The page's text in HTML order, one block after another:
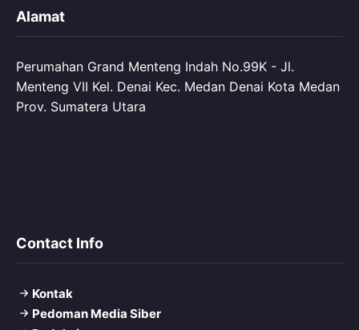
Alamat
Perumahan Grand Menteng Indah No.99K - Jl.
Menteng VII Kel. Denai Kec. Medan Denai Kota Medan
Prov. Sumatera Utara
Contact Info
Kontak
Pedoman Media Siber